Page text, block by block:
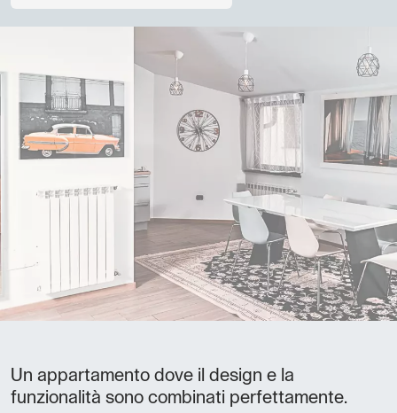
Un appartamento dove il design e la
funzionalità sono combinati perfettamente.